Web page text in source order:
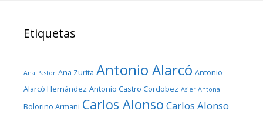
Etiquetas
Ana Pastor Ana Zurita Antonio Alarcó Antonio
Alarcó Hernández Antonio Castro Cordobez Asier Antona
Bolorino Armani Carlos Alonso Carlos Alonso